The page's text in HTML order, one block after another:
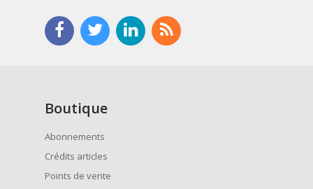
Boutique
Abonnements
Crédits articles
Points de vente